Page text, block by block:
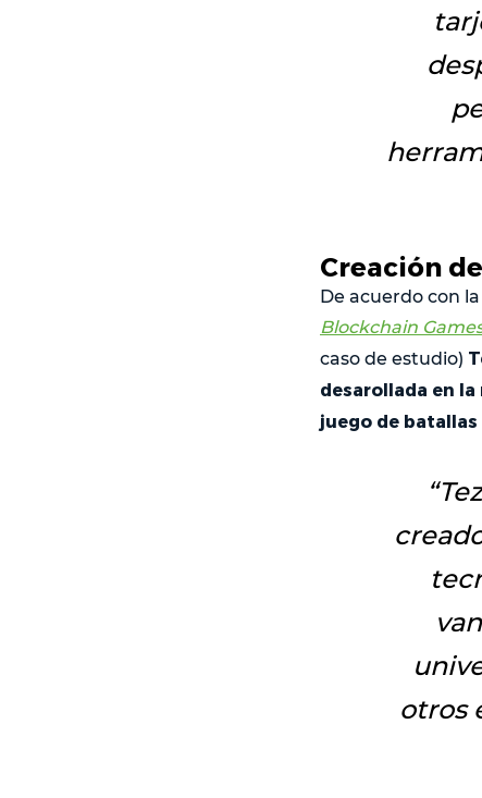
Creación
De acuerdo con
Blockchain
caso de estudio)
desarollada en
juego de batallas
“
otros